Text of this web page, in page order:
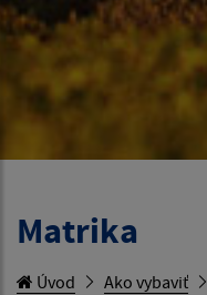
Matrika
Úvod Ako vybaviť